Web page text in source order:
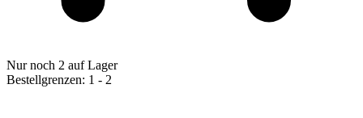
Nur noch 2 auf Lager
Bestellgrenzen: 1 - 2